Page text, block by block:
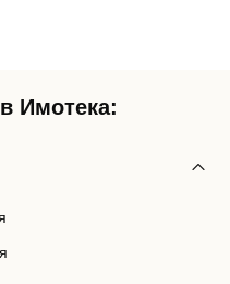
Имотека: